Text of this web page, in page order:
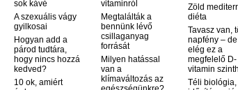
sok kávé
A szexuális vágy
gyilkosai
Hogyan add a
párod tudtára,
hogy nincs hozzá
kedved?
10 ok, amiért
vitaminról
Megtalálták a
bennünk lévő
csillaganyag
forrását
Milyen hatással
van a
klímaváltozás az
Zöld
diéta
Tavasz van,
napfény –
elég ez a
megfelelő D-
vitamin
Téli biológia,